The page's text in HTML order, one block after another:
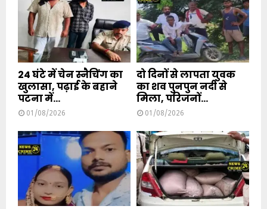
24 घंटे में चेन स्नैचिंग का
खुलासा, पढ़ाई के बहाने
पटना में...
01/08/2026
दो दिनों से लापता युवक
का शव पुनपुन नदी से
मिला, परिजनों...
01/08/2026